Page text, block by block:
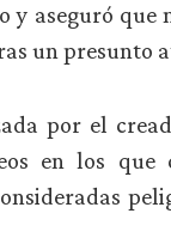
aseguró
un presunto
por el
en los que